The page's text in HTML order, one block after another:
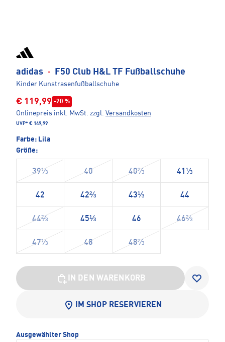
adidas · F50 Club H&L TF Fußballschuhe
Kinder Kunstrasenfußballschuhe
€ 119,99 -20 %
Onlinepreis inkl. MwSt. zzgl. Versandkosten
UVP* € 149,99
Farbe: Lila
Größe:
39⅓ 40 40⅔ 41⅓
42 42⅔ 43⅓ 44
44⅔ 45⅓ 46 46⅔
47⅓ 48 48⅔
IN DEN WARENKORB
IM SHOP RESERVIEREN
Ausgewählter Shop